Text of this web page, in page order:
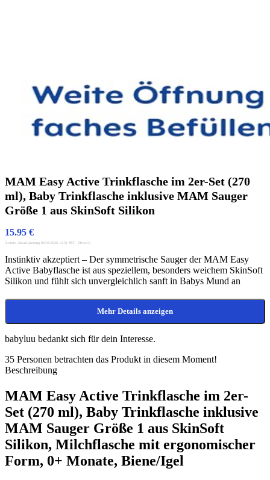
MAM Easy Active Trinkflasche im 2er-Set (270
ml), Baby Trinkflasche inklusive MAM Sauger
Größe 1 aus SkinSoft Silikon
15.95 €
(Letzte Aktualisierung 04/23/2026 13:51 PST - Details)
Instinktiv akzeptiert – Der symmetrische Sauger der MAM Easy
Active Babyflasche ist aus speziellem, besonders weichem SkinSoft
Silikon und fühlt sich unvergleichlich sanft in Babys Mund an
Mehr Details anzeigen
babyluu bedankt sich für dein Interesse.
35 Personen betrachten das Produkt in diesem Moment!
Beschreibung
MAM Easy Active Trinkflasche im 2er-
Set (270 ml), Baby Trinkflasche inklusive
MAM Sauger Größe 1 aus SkinSoft
Silikon, Milchflasche mit ergonomischer
Form, 0+ Monate, Biene/Igel